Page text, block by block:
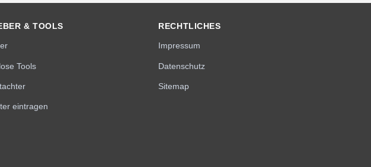
& TOOLS
Tools
eintragen
RECHTLICHES
Impressum
Datenschutz
Sitemap